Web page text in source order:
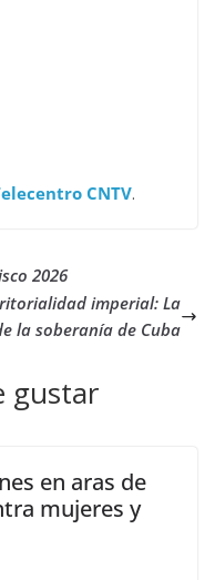
CNTV.
2026
imperial: La
la soberanía de Cuba
gustar
en aras de
mujeres y